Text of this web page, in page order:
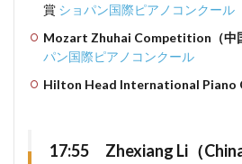
賞 ショパン国際ピアノコンクール
Mozart Zhuhai Competition（中
パン国際ピアノコンクール
Hilton Head International Piano
17:55 Zhexiang Li（China